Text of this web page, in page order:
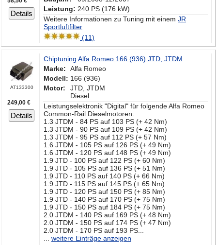
Details
Leistung: 240 PS (176 kW)
Weitere Informationen zu Tuning mit einem JR
Sportluftfilter
(11)
AT133300
249,00 €
Details
Chiptuning Alfa Romeo 166 (936) JTD, JTDM
Marke:
Alfa Romeo
Modell: 166 (936)
Motor:
JTD, JTDM
Diesel
Leistungselektronik "Digital" für folgende Alfa Romeo
Common-Rail Dieselmotoren:
1.3 JTDM - 84 PS auf 103 PS (+ 42 Nm)
1.3 JTDM - 90 PS auf 109 PS (+ 42 Nm)
1.3 JTDM - 95 PS auf 112 PS (+ 57 Nm)
1.6 JTDM - 105 PS auf 126 PS (+ 49 Nm)
1.6 JTDM - 120 PS auf 148 PS (+ 49 Nm)
1.9 JTD - 100 PS auf 122 PS (+ 60 Nm)
1.9 JTD - 105 PS auf 136 PS (+ 51 Nm)
1.9 JTD - 110 PS auf 140 PS (+ 66 Nm)
1.9 JTD - 115 PS auf 145 PS (+ 65 Nm)
1.9 JTD - 120 PS auf 150 PS (+ 85 Nm)
1.9 JTD - 140 PS auf 170 PS (+ 75 Nm)
1.9 JTD - 150 PS auf 184 PS (+ 75 Nm)
2.0 JTDM - 140 PS auf 169 PS (+ 48 Nm)
2.0 JTDM - 150 PS auf 174 PS (+ 47 Nm)
2.0 JTDM - 170 PS auf 193 PS...
... weitere Einträge anzeigen